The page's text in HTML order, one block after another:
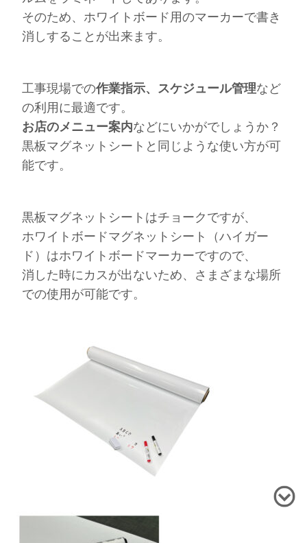
そのため、 ホワイトボード用のマーカーで書き
消しすることが出来ます。
工事現場での作業指示、スケジュール管理など
の利用に最適です。
お店のメニュー案内などにいかがでしょうか？
黒板マグネットシートと同じような使い方が可
能です。
黒板マグネットシートはチョークですが、
ホワイトボードマグネットシート（ハイガー
ド）はホワイトボードマーカーですので、
消した時にカスが出ないため、さまざまな場所
での使用が可能です。